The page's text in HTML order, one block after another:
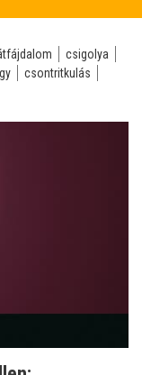
csigolya
csontritkulás